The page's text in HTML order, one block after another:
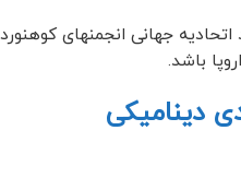
اتحادیه جهانی انجمنهای
باشد.
دینامیکی